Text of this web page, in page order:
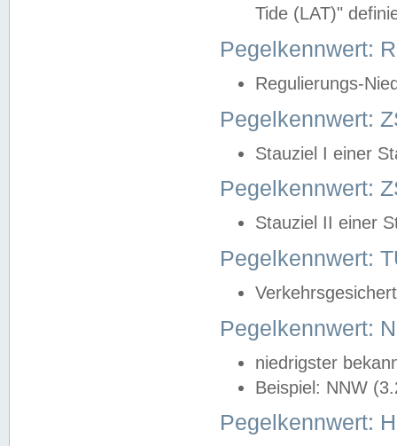
Tide (LAT)"
Pegelkennwert:
Regulierungs-
Pegelkennwert:
Stauziel I einer
Pegelkennwert:
Stauziel II einer
Pegelkennwert:
Pegelkennwert:
niedrigster
Beispiel: NNW
Pegelkennwert: